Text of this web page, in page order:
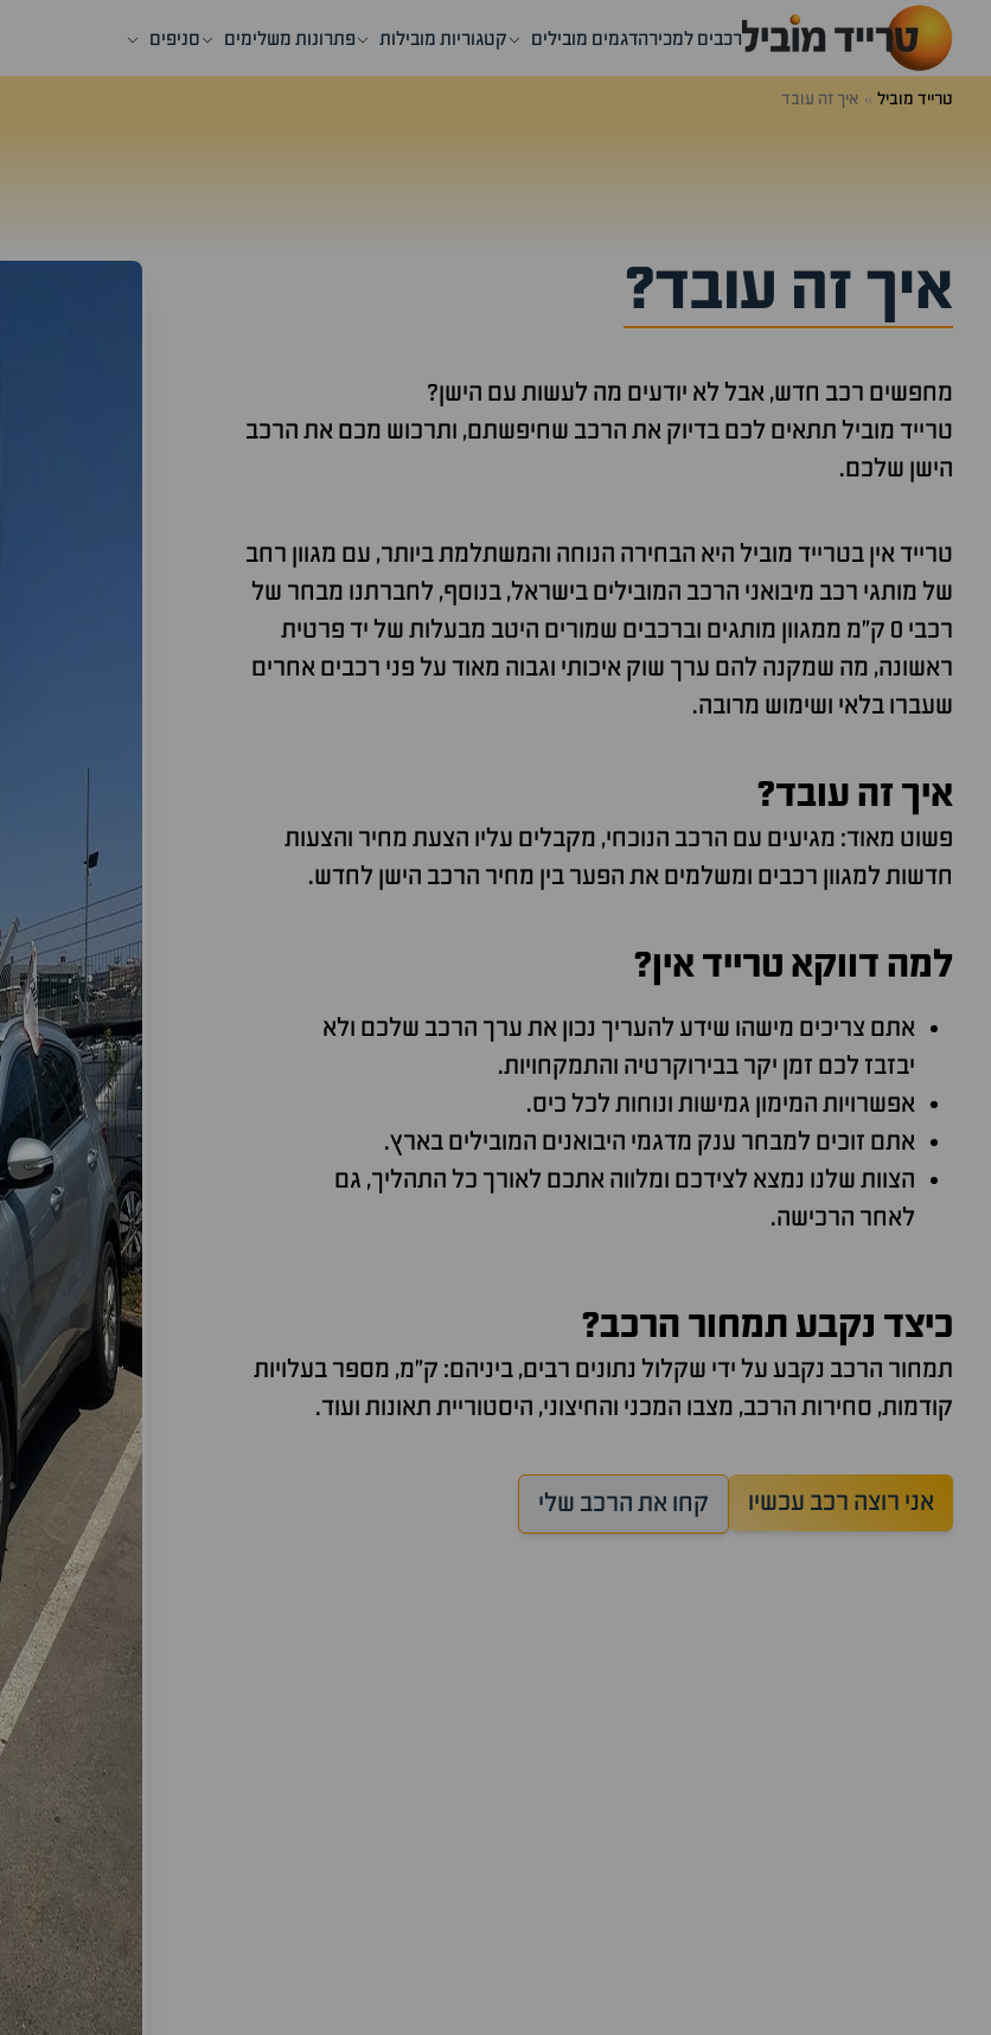
רכבים למכירהדגמים מובילים קטגוריות מובילות פתרונות משלימים סניפים
טרייד מוביל איך זה עובד
איך זה עובד?
מחפשים רכב חדש, אבל לא יודעים מה לעשות עם הישן?
טרייד מוביל תתאים לכם בדיוק את הרכב שחיפשתם, ותרכוש מכם את הרכב
הישן שלכם.
טרייד אין בטרייד מוביל היא הבחירה הנוחה והמשתלמת ביותר, עם מגוון רחב
של מותגי רכב מיבואני הרכב המובילים בישראל, בנוסף, לחברתנו מבחר של
רכבי 0 ק"מ ממגוון מותגים וברכבים שמורים היטב מבעלות של יד פרטית
ראשונה, מה שמקנה להם ערך שוק איכותי וגבוה מאוד על פני רכבים אחרים
שעברו בלאי ושימוש מרובה.
איך זה עובד?
פשוט מאוד: מגיעים עם הרכב הנוכחי, מקבלים עליו הצעת מחיר והצעות
חדשות למגוון רכבים ומשלמים את הפער בין מחיר הרכב הישן לחדש.
למה דווקא טרייד אין?
אתם צריכים מישהו שידע להעריך נכון את ערך הרכב שלכם ולא
יבזבז לכם זמן יקר בבירוקרטיה והתמקחויות.
אפשרויות המימון גמישות ונוחות לכל כיס.
אתם זוכים למבחר ענק מדגמי היבואנים המובילים בארץ.
הצוות שלנו נמצא לצידכם ומלווה אתכם לאורך כל התהליך, גם
לאחר הרכישה.
כיצד נקבע תמחור הרכב?
תמחור הרכב נקבע על ידי שקלול נתונים רבים, ביניהם: ק"מ, מספר בעלויות
קודמות, סחירות הרכב, מצבו המכני והחיצוני, היסטוריית תאונות ועוד.
אני רוצה רכב עכשיו קחו את הרכב שלי